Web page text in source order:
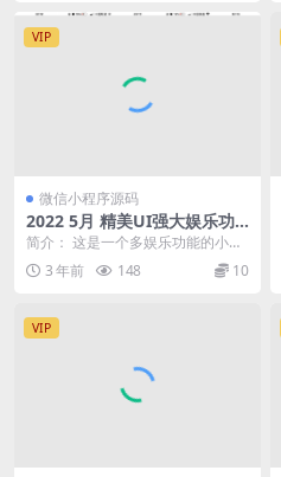
VIP
微信小程序源码
2022 5月 精美UI强大娱乐功
能组合微信小程序源码
简介： 这是一个多娱乐功能的小程
序 具体由以下功能组合: 网易云在
线音乐(在线播...
3 年前 148 10
VIP